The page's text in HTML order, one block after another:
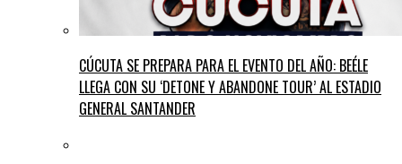
CÚCUTA SE PREPARA PARA EL EVENTO DEL AÑO: BEÉLE
LLEGA CON SU ‘DETONE Y ABANDONE TOUR’ AL ESTADIO
GENERAL SANTANDER